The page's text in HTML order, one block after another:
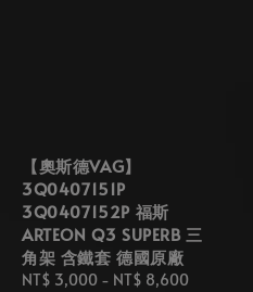
【奧斯德VAG】
3Q0407151P
3Q0407152P 福斯
ARTEON Q3 SUPERB 三
角架 含鐵套 德國原廠
Regular
NT$ 3,000 - NT$ 8,600